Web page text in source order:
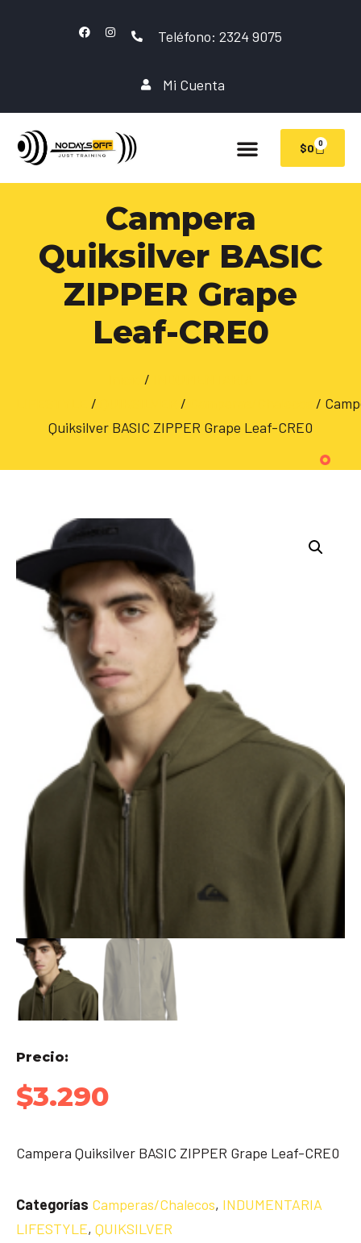
Teléfono: 2324 9075
Mi Cuenta
$0 0
Campera
Quiksilver BASIC
ZIPPER Grape
Leaf-CRE0
/
/ /
/
Quiksilver BASIC ZIPPER Grape Leaf-CRE0
Precio:
$3.290
Campera Quiksilver BASIC ZIPPER Grape Leaf-CRE0
Categorías Camperas/Chalecos, INDUMENTARIA
LIFESTYLE, QUIKSILVER